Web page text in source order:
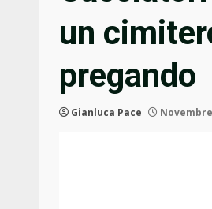
un
pregando
Gianluca Pace